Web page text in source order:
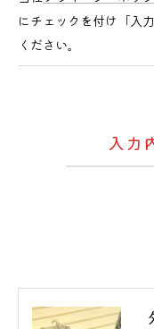
にチェックを付け「入
ください。